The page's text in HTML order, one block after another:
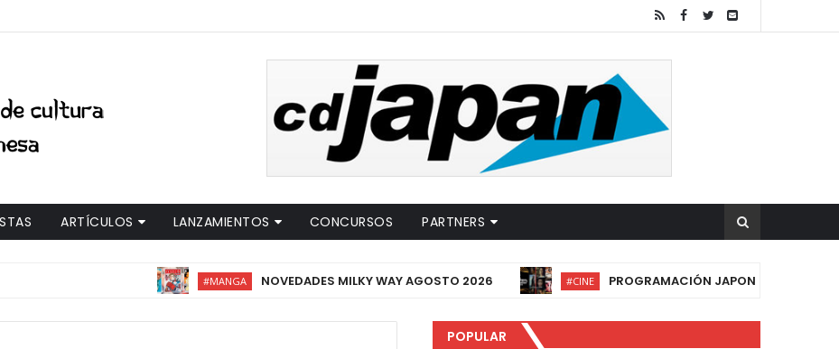
ARTÍCULOS LANZAMIENTOS CONCURSOS PARTNERS
#MANGA NOVEDADES MILKY WAY AGOSTO 2026 #CINE PROGRAMACIÓN JAPONESA DEL 51º
POPULAR